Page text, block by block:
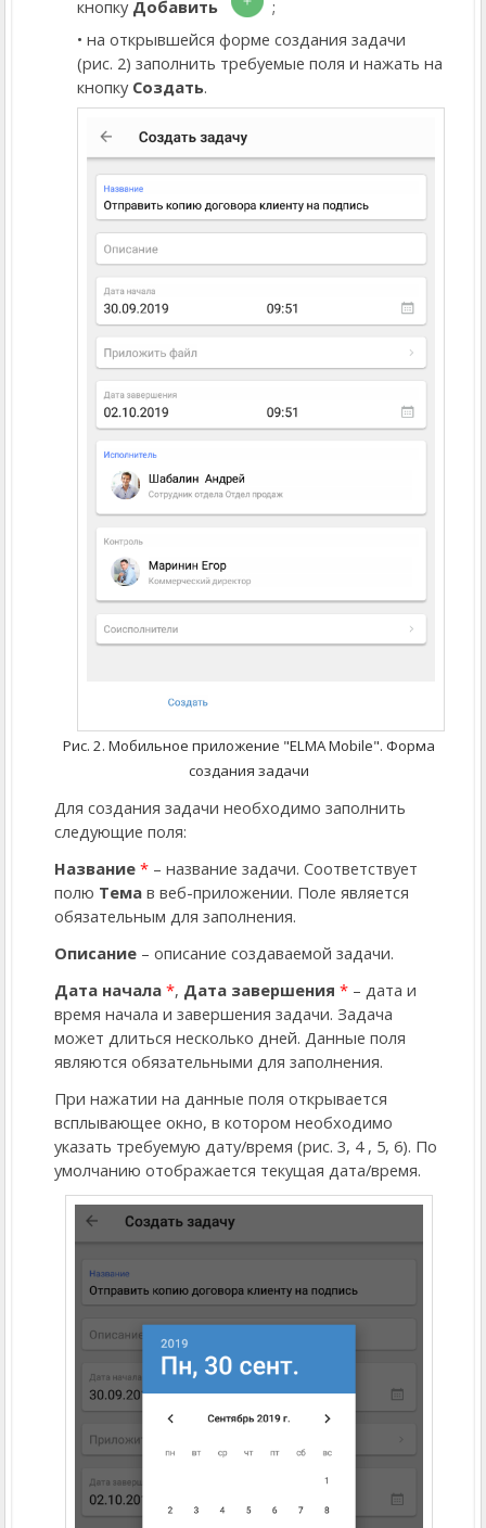
кнопку Добавить
;
на открывшейся форме создания задачи
(рис. 2) заполнить требуемые поля и нажать на
кнопку Создать.
Рис. 2. Мобильное приложение "ELMA Mobile". Форма
создания задачи
Для создания задачи необходимо заполнить
следующие поля:
Название * – название задачи. Соответствует
полю Тема в веб-приложении. Поле является
обязательным для заполнения.
Описание – описание создаваемой задачи.
Дата начала *, Дата завершения * – дата и
время начала и завершения задачи. Задача
может длиться несколько дней. Данные поля
являются обязательными для заполнения.
При нажатии на данные поля открывается
всплывающее окно, в котором необходимо
указать требуемую дату/время (рис. 3, 4 , 5, 6). По
умолчанию отображается текущая дата/время.